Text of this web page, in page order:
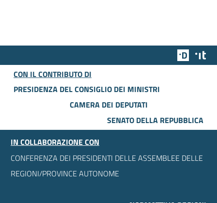
Team
CON IL CONTRIBUTO DI
PRESIDENZA DEL CONSIGLIO DEI MINISTRI
CAMERA DEI DEPUTATI
SENATO DELLA REPUBBLICA
IN COLLABORAZIONE CON
CONFERENZA DEI PRESIDENTI DELLE ASSEMBLEE DELLE
REGIONI/PROVINCE AUTONOME